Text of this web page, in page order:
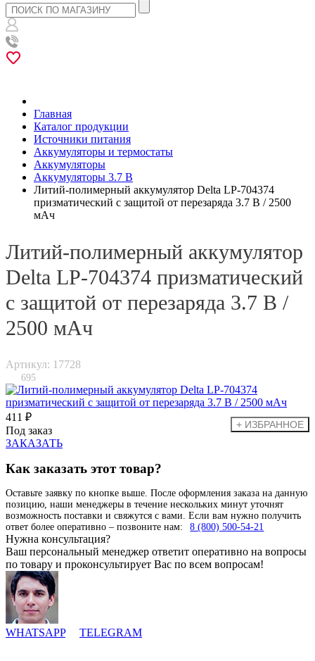
Главная
Каталог продукции
Источники питания
Аккумуляторы и термостаты
Аккумуляторы
Аккумуляторы 3.7 В
Литий-полимерный аккумулятор Delta LP-704374
призматический с защитой от перезаряда 3.7 В / 2500
мАч
Литий-полимерный аккумулятор
Delta LP-704374 призматический
с защитой от перезаряда 3.7 В /
2500 мАч
Артикул: 17728
695
411 ₽
Под заказ
ЗАКАЗАТЬ
Как заказать этот товар?
Оставьте заявку по кнопке выше. После оформления заказа на данную
позицию, наши менеджеры в течение нескольких минут уточнят
возможность поставки и свяжутся с вами. Если вам нужно получить
ответ более оперативно – позвоните нам:
8 (800) 500-54-21
Нужна консультация?
Ваш персональный менеджер ответит оперативно на вопросы
по товару и проконсультирует Вас по всем вопросам!
WHATSAPP TELEGRAM